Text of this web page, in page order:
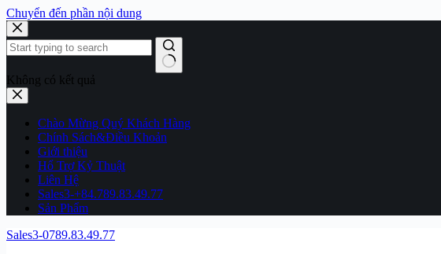
Chuyển đến phần nội dung
Không có kết quả
Chào Mừng Quý Khách Hàng
Chính Sách&Điều Khoản
Giới thiệu
Hổ Trợ Kỷ Thuật
Liên Hệ
Sales3-+84.789.83.49.77
Sản Phẩm
Sales3-0789.83.49.77